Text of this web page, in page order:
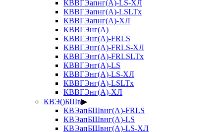
КВВГЭапнг(А)-LS-ХЛ
КВВГЭапнг(А)-LSLTx
КВВГЭапнг(А)-ХЛ
КВВГЭнг(А)
КВВГЭнг(А)-FRLS
КВВГЭнг(А)-FRLS-ХЛ
КВВГЭнг(А)-FRLSLTx
КВВГЭнг(А)-LS
КВВГЭнг(А)-LS-ХЛ
КВВГЭнг(А)-LSLTx
КВВГЭнг(А)-ХЛ
КВЭ()БШв▶
КВЭапБШвнг(А)-FRLS
КВЭапБШвнг(А)-LS
КВЭапБШвнг(А)-LS-ХЛ